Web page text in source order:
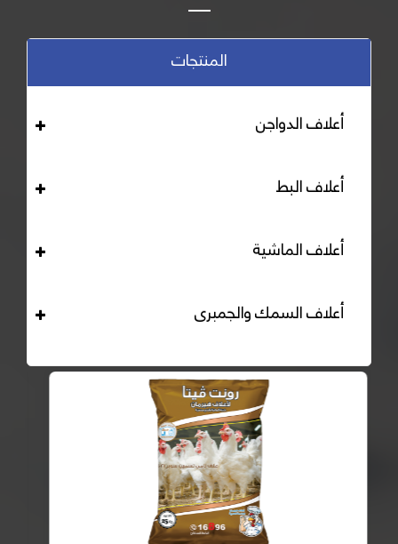
المنتجات
أعلاف الدواجن
أعلاف البط
أعلاف الماشية
أعلاف السمك والجمبرى